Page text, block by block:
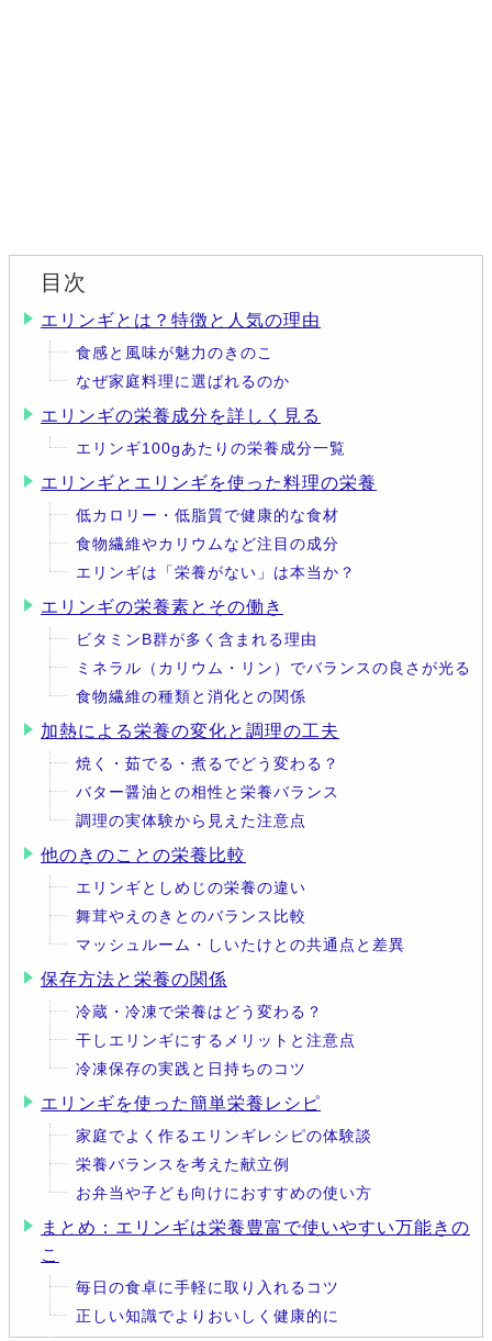
目次
エリンギとは？特徴と人気の理由
食感と風味が魅力のきのこ
なぜ家庭料理に選ばれるのか
エリンギの栄養成分を詳しく見る
エリンギ100gあたりの栄養成分一覧
エリンギとエリンギを使った料理の栄養
低カロリー・低脂質で健康的な食材
食物繊維やカリウムなど注目の成分
エリンギは「栄養がない」は本当か？
エリンギの栄養素とその働き
ビタミンB群が多く含まれる理由
ミネラル（カリウム・リン）でバランスの良さが光る
食物繊維の種類と消化との関係
加熱による栄養の変化と調理の工夫
焼く・茹でる・煮るでどう変わる？
バター醤油との相性と栄養バランス
調理の実体験から見えた注意点
他のきのことの栄養比較
エリンギとしめじの栄養の違い
舞茸やえのきとのバランス比較
マッシュルーム・しいたけとの共通点と差異
保存方法と栄養の関係
冷蔵・冷凍で栄養はどう変わる？
干しエリンギにするメリットと注意点
冷凍保存の実践と日持ちのコツ
エリンギを使った簡単栄養レシピ
家庭でよく作るエリンギレシピの体験談
栄養バランスを考えた献立例
お弁当や子ども向けにおすすめの使い方
まとめ：エリンギは栄養豊富で使いやすい万能きの
こ
毎日の食卓に手軽に取り入れるコツ
正しい知識でよりおいしく健康的に